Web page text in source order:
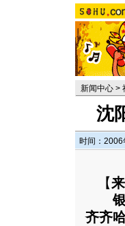
新闻中心 >
沈
时间：
【
银行
齐齐